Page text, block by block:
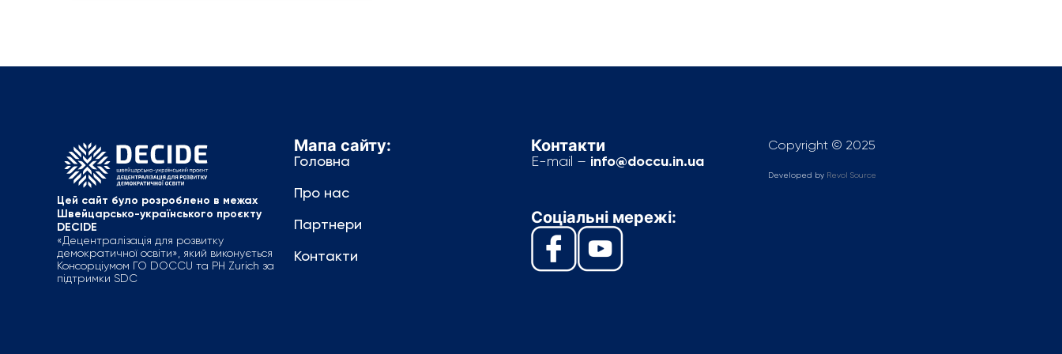
Цей сайт було розроблено в межах
Швейцарсько-українського проєкту
DECIDE
«Децентралізація для розвитку
демократичної освіти», який виконується
Консорціумом ГО DOCCU та PH Zurich за
підтримки SDC
Мапа сайту:
Головна
Про нас
Партнери
Контакти
Контакти
E-mail – info@doccu.in.ua
Соціальні мережі:
Copyright © 2025
Developed by Revol Source